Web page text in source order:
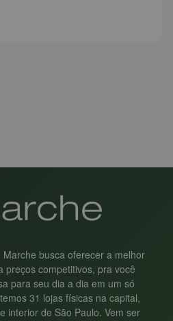
Marche busca oferecer a melhor
preços competitivos, pra você
para seu dia a dia em um só
31 lojas físicas na capital,
interior de São Paulo. Vem ser